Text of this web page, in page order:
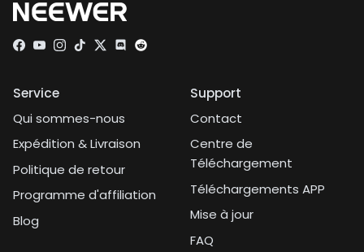
Facebook
YouTube
Instagram
TikTokTwitter
Discord
Service
Qui sommes-nous
Expédition & Livraison
Politique de retour
Programme d'affiliation
Blog
Support
Contact
Centre de
Téléchargement
Téléchargements APP
Mise à jour
FAQ